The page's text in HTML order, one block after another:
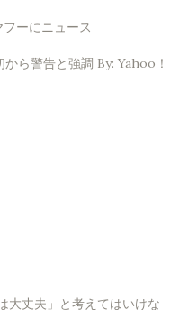
ーにニュース
ら警告と強調 By: Yahoo！
大丈夫」と考えてはいけな